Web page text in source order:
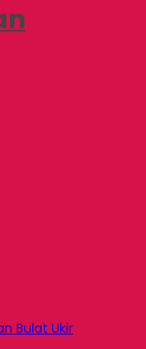
Bulat Ukir